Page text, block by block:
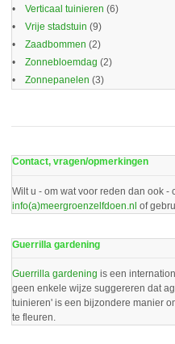
Verticaal tuinieren (6)
Vrije stadstuin (9)
Zaadbommen (2)
Zonnebloemdag (2)
Zonnepanelen (3)
Contact, vragen/opmerkingen
Wilt u - om wat voor reden dan ook -
info(a)meergroenzelfdoen.nl of
Guerrilla gardening
Guerrilla gardening is een
geen enkele wijze suggereren dat
tuinieren' is een bijzondere manier
te fleuren.